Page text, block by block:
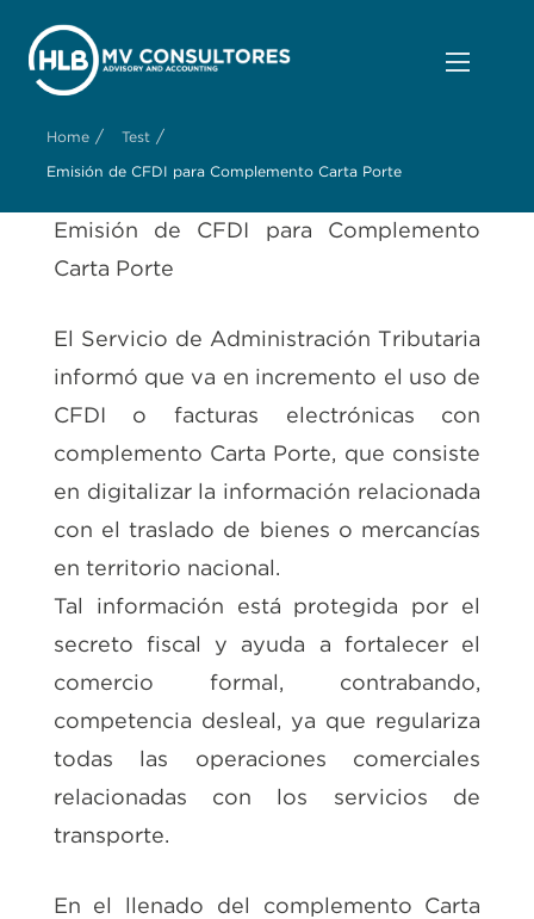
Home / Test /
Emisión de CFDI para Complemento Carta Porte
Emisión de CFDI para Complemento
Carta Porte
El Servicio de Administración Tributaria
informó que va en incremento el uso de
CFDI o facturas electrónicas con
complemento Carta Porte, que consiste
en digitalizar la información relacionada
con el traslado de bienes o mercancías
en territorio nacional.
Tal información está protegida por el
secreto fiscal y ayuda a fortalecer el
comercio formal, contrabando,
competencia desleal, ya que regulariza
todas las operaciones comerciales
relacionadas con los servicios de
transporte.
En el llenado del complemento Carta